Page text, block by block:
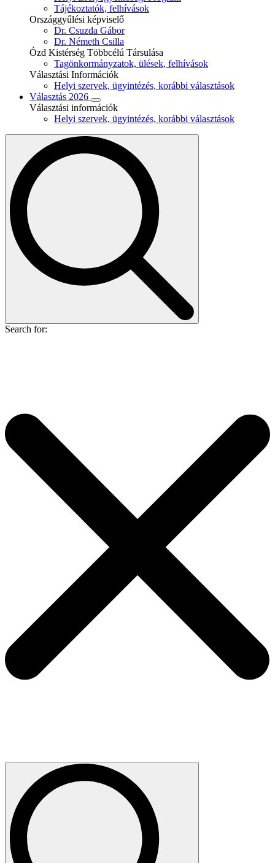
Tájékoztatók, felhívások
Országgyűlési képviselő
Dr. Csuzda Gábor
Dr. Németh Csilla
Ózd Kistérség Többcélú Társulása
Tagönkormányzatok, ülések, felhívások
Választási Információk
Helyi szervek, ügyintézés, korábbi választások
Választás 2026
Választási információk
Helyi szervek, ügyintézés, korábbi választások
Search for: